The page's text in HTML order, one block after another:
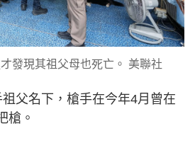
發現其祖父母也死亡。 美聯社
父名下，槍手在今年4月曾在
槍。